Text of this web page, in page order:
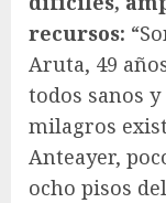
recursos:
Aruta, 49
todos sanos
milagros
Anteayer,
ocho pisos